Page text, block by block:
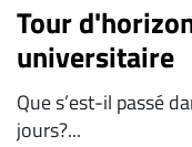
Tour
universitaire
Que s’est-il passé
jours?...